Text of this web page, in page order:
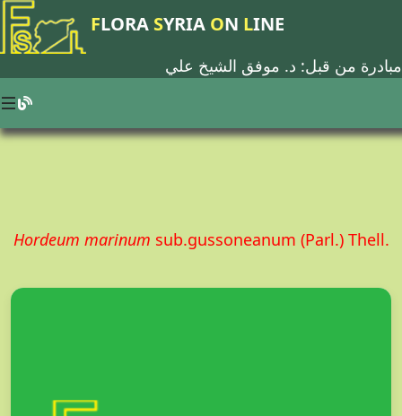
FLORA SYRIA ON LINE
مبادرة من قبل: د. موفق الشيخ علي
Hordeum marinum sub.gussoneanum (Parl.) Thell.